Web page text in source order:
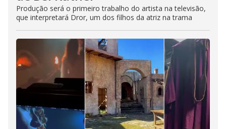
Produção será o primeiro trabalho do artista na televisão,
que interpretará Dror, um dos filhos da atriz na trama